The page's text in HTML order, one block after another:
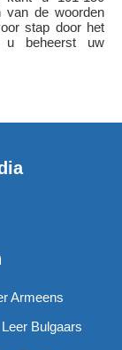
van de woorden
stap door het
beheerst uw
Armeens
Leer Bulgaars